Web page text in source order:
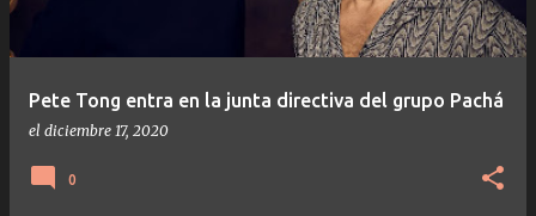
Pete Tong entra en la junta directiva del grupo Pachá
el diciembre 17, 2020
0